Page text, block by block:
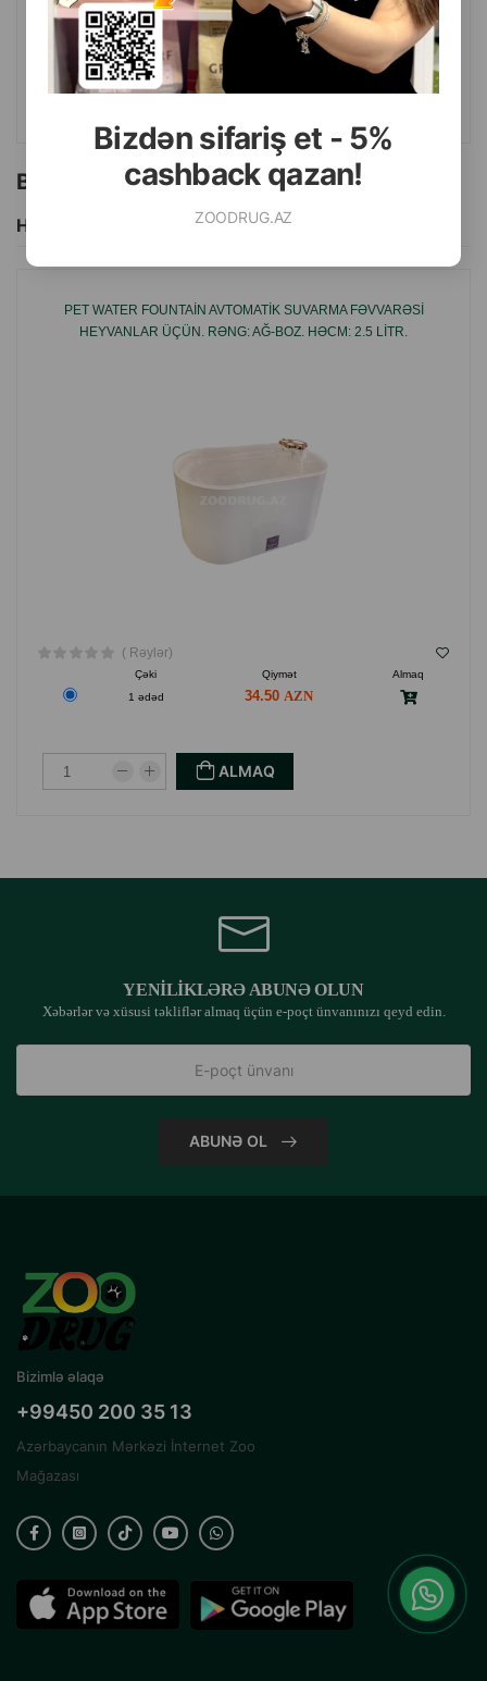
Bizdən sifariş et - 5%
cashback qazan!
ZOODRUG.AZ
1 ədəd
ALMAQ
Bu brendin başqa məhsulları
Hamısını Gör
PET WATER FOUNTAIN AVTOMATIK SUVARMA FƏVVARƏSI
HEYVANLAR ÜÇÜN. RƏNG: AĞ-BOZ. HƏCM: 2.5 LITR.
( Rəylər)
Çəki Qiymət
Almaq
1 ədəd
34.50
ALMAQ
YENILIKLƏRƏ ABUNƏ OLUN
Xəbərlər və xüsusi təkliflər almaq üçün e-poçt ünvanınızı qeyd edin.
ABUNƏ OL
Bizimlə əlaqə
+99450 200 35 13
Azərbaycanın Mərkəzi İnternet Zoo
Mağazası